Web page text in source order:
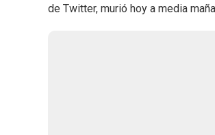
de Twitter, murió hoy a media